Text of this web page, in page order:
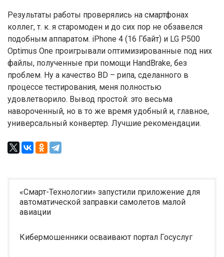
Результаты работы проверялись на смартфонах
коллег, т. к. я старомоден и до сих пор не обзавелся
подобным аппаратом. iPhone 4 (16 Гбайт) и LG Р500
Optimus One проигрывали оптимизированные под них
файлы, полученные при помощи HandBrake, без
проблем. Ну а качество BD – рипа, сделанного в
процессе тестирования, меня полностью
удовлетворило. Вывод простой: это весьма
навороченный, но в то же время удобный и, главное,
универсальный конвертер. Лучшие рекомендации.
«Смарт-Технологии» запустили приложение для
автоматической заправки самолетов малой
авиации
Кибермошенники осваивают портал Госуслуг